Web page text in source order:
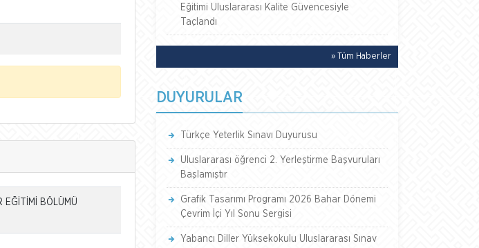
EĞİTİMİ BÖLÜMÜ
Eğitimi Uluslararası Kalite Güvencesiyle
Taçlandı
» Tüm Haberler
DUYURULAR
Türkçe Yeterlik Sınavı Duyurusu
Uluslararası öğrenci 2. Yerleştirme Başvuruları
Başlamıştır
Grafik Tasarımı Programı 2026 Bahar Dönemi
Çevrim İçi Yıl Sonu Sergisi
Yabancı Diller Yüksekokulu Uluslararası Sınav